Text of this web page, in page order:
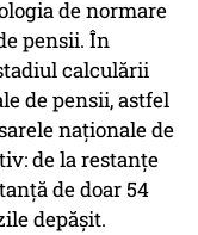
de normare
pensii. În
calculării
de pensii, astfel
naționale de
de la restanțe
de doar 54
depășit.